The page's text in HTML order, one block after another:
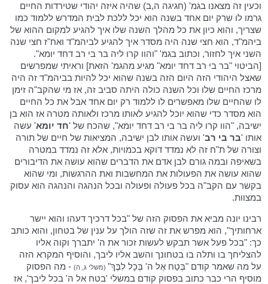
וכעין זה מצאנו בגמ' (חגיגה ה,ב) שהיה איזה יהודי שטירדות החיים
גרמו לו שרק יום אחד בשנה הוא יכל ללכת לבית המדרש ללמוד כמו
שצריך, והוא כיון את כל מהלך השנה שלו איך להגיע למקום ההוא של
ביהמ"ד, הוא חצי שנה היה מסדר איך להגיע לביהמ"ד ואח"ז חצי שנה
השני איך לחזור, וכתוב בגמ' "והוו קרו ליה בר בי רב דחד יומא".
[הביטוי "בר בי רב דחד יומא" מגיע מהגמ' הזאת] וראיתי שמפרשים
שאצל היהודי הזה היום הזה בשנה שהוא יכל להיות בביהמ"ד זה היה
מרכז החיים שלו וכל השנה כולה היתה סביב זה, אז מי שהקב"ה זימן
לו שהחיים שלו מאפשרים לו ללמוד רק יום אחד אבל את כל החיים
הוא מסדר כדי שהוא יוכל להגיע לאותו מרכז ולאותה מטרה אז הוא בן
ישיבה, "הוו קרו ליה בר בי רב דחד יומא", שהכח של 'חד יומא' עשה
אותו 'בר בי רב' ועשה אותו לבן ישיבה, המציאות של חיים של תורה
וצורה של ת"ח זה לא נמדד דוקא בכמויות, אלא זה נמדד במטרה
בשאיפה ובמה גורם לבן אדם את הדברים שהוא עושה את הדיבורים
שהוא עושה את הפעולות את המחשבות ואת ההרגשות, ומי שהוא
בקשר עם הקב"ה בכל פעולה ופעולה ובכל הנהגה והנהגה הוא עסוק
במצוות.
רבינו יונה מביא את הפסוק הזה של "בכל דרכיך דעהו והוא יישר
ארחותיך", הוא מפרש את זה שזה הולך על ענין של בטחון, והוא כותב
כך: "בכל פעל אשר תבקש לעשות זכור את ה' יתברך וקוה אליו
להצליחך בו ותלה בו בטחונך והשב אליו ליבך, והוסיף המקרא הזה
על מה שאמר קודם "בְּטַח אֶל ה' בְּכָל לִבֶּךָ" (משלי ג, ה) - מה הפסוק
מוסיף הרי כבר כתוב בפסוק קודם במשלי 'בטח אל ה' בכל ליבך', אז